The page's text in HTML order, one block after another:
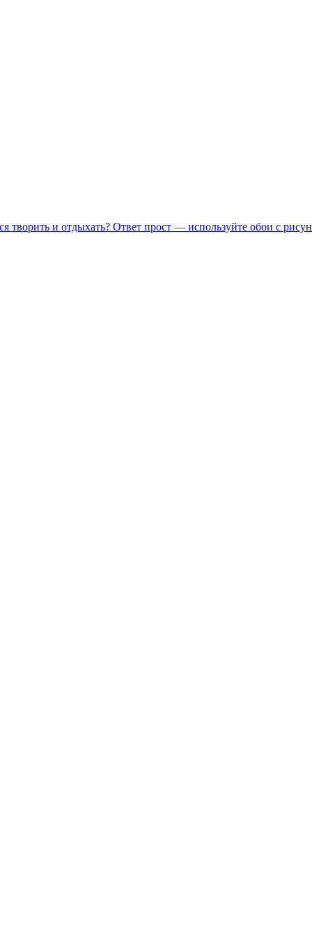
творить и отдыхать? Ответ прост — используйте обои с